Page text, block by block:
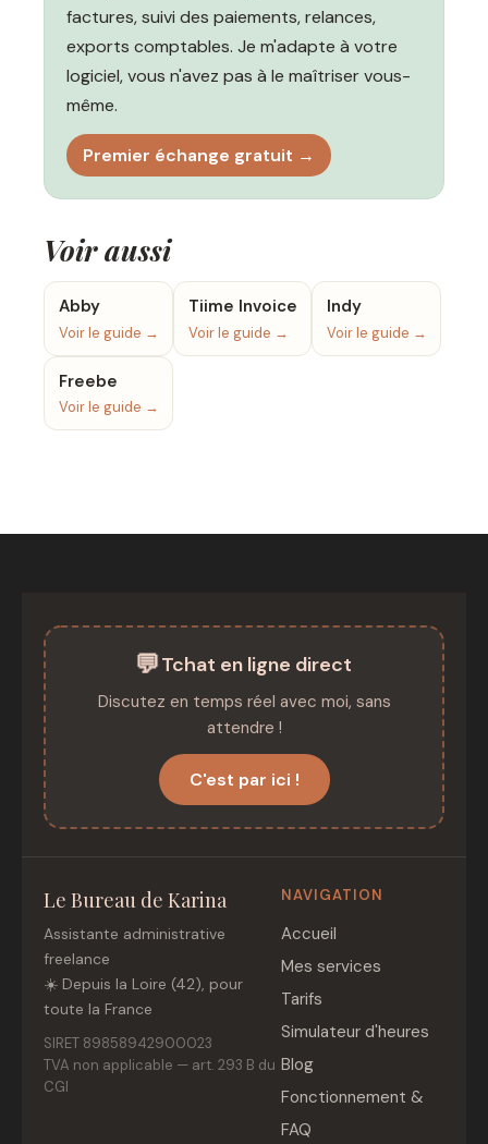
factures, suivi des paiements, relances,
exports comptables. Je m'adapte à votre
logiciel, vous n'avez pas à le maîtriser vous-
même.
Premier échange gratuit →
Voir aussi
Abby
Voir le guide →
Tiime Invoice
Voir le guide →
Indy
Voir le guide →
Freebe
Voir le guide →
💬Tchat en ligne direct
Discutez en temps réel avec moi, sans
attendre !
C'est par ici !
Le Bureau de Karina
Assistante administrative
freelance
☀️ Depuis la Loire (42), pour
toute la France
SIRET 89858942900023
TVA non applicable — art. 293 B du
CGI
NAVIGATION
Accueil
Mes services
Tarifs
Simulateur d'heures
Blog
Fonctionnement &
FAQ